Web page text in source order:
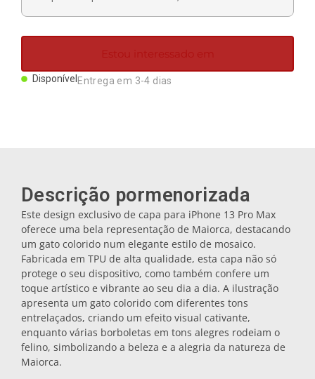
Bases de copos
Tampas
Galheteiros
Bases para tachos
Estou interessado em
Disponível Entrega em 3-4 dias
Descrição pormenorizada
Este design exclusivo de capa para iPhone 13 Pro Max
oferece uma bela representação de Maiorca, destacando
um gato colorido num elegante estilo de mosaico.
Fabricada em TPU de alta qualidade, esta capa não só
protege o seu dispositivo, como também confere um
toque artístico e vibrante ao seu dia a dia. A ilustração
apresenta um gato colorido com diferentes tons
entrelaçados, criando um efeito visual cativante,
enquanto várias borboletas em tons alegres rodeiam o
felino, simbolizando a beleza e a alegria da natureza de
Maiorca.